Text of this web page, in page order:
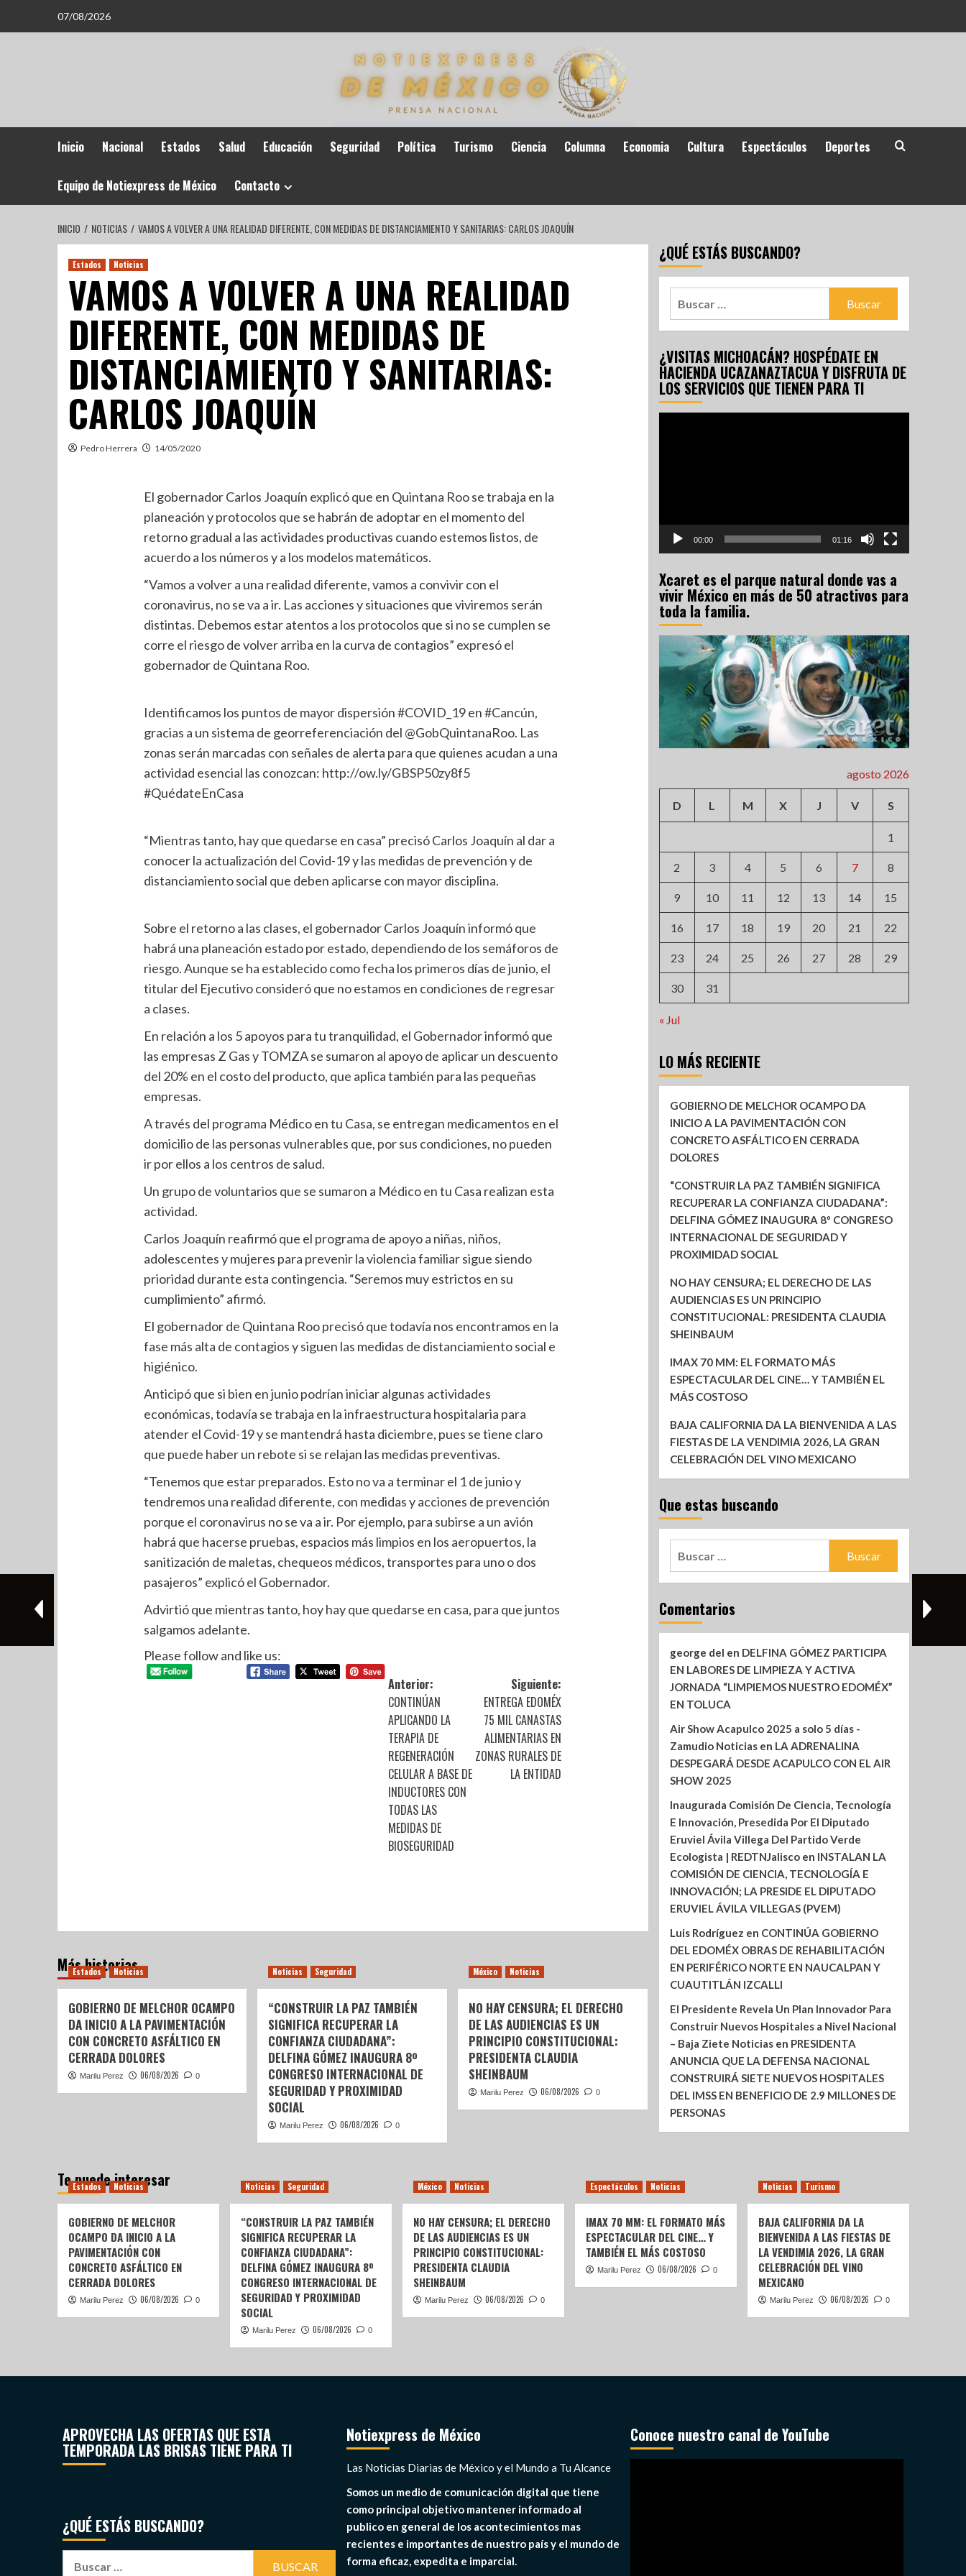
07/08/2026
Inicio Nacional Estados Salud Educación Seguridad Política Turismo Ciencia Columna Economia Cultura Espectáculos Deportes
Equipo de Notiexpress de México Contacto
INICIO NOTICIAS VAMOS A VOLVER A UNA REALIDAD DIFERENTE, CON MEDIDAS DE DISTANCIAMIENTO Y SANITARIAS: CARLOS JOAQUÍN
Estados Noticias
VAMOS A VOLVER A UNA REALIDAD
DIFERENTE, CON MEDIDAS DE
DISTANCIAMIENTO Y SANITARIAS:
CARLOS JOAQUÍN
Pedro Herrera 14/05/2020
El gobernador Carlos Joaquín explicó que en Quintana Roo se trabaja en la
planeación y protocolos que se habrán de adoptar en el momento del
retorno gradual a las actividades productivas cuando estemos listos, de
acuerdo a los números y a los modelos matemáticos.
“Vamos a volver a una realidad diferente, vamos a convivir con el
coronavirus, no se va a ir. Las acciones y situaciones que viviremos serán
distintas. Debemos estar atentos a los protocolos que si no se cumplen se
corre el riesgo de volver arriba en la curva de contagios” expresó el
gobernador de Quintana Roo.
Identificamos los puntos de mayor dispersión #COVID_19 en #Cancún,
gracias a un sistema de georreferenciación del @GobQuintanaRoo. Las
zonas serán marcadas con señales de alerta para que quienes acudan a una
actividad esencial las conozcan: http://ow.ly/GBSP50zy8f5
#QuédateEnCasa
“Mientras tanto, hay que quedarse en casa” precisó Carlos Joaquín al dar a
conocer la actualización del Covid-19 y las medidas de prevención y de
distanciamiento social que deben aplicarse con mayor disciplina.
Sobre el retorno a las clases, el gobernador Carlos Joaquín informó que
habrá una planeación estado por estado, dependiendo de los semáforos de
riesgo. Aunque se ha establecido como fecha los primeros días de junio, el
titular del Ejecutivo consideró que no estamos en condiciones de regresar
a clases.
En relación a los 5 apoyos para tu tranquilidad, el Gobernador informó que
las empresas Z Gas y TOMZA se sumaron al apoyo de aplicar un descuento
del 20% en el costo del producto, que aplica también para las pequeñas
empresas.
A través del programa Médico en tu Casa, se entregan medicamentos en el
domicilio de las personas vulnerables que, por sus condiciones, no pueden
ir por ellos a los centros de salud.
Un grupo de voluntarios que se sumaron a Médico en tu Casa realizan esta
actividad.
Carlos Joaquín reafirmó que el programa de apoyo a niñas, niños,
adolescentes y mujeres para prevenir la violencia familiar sigue siendo
prioridad durante esta contingencia. “Seremos muy estrictos en su
cumplimiento” afirmó.
El gobernador de Quintana Roo precisó que todavía nos encontramos en la
fase más alta de contagios y siguen las medidas de distanciamiento social e
higiénico.
Anticipó que si bien en junio podrían iniciar algunas actividades
económicas, todavía se trabaja en la infraestructura hospitalaria para
atender el Covid-19 y se mantendrá hasta diciembre, pues se tiene claro
que puede haber un rebote si se relajan las medidas preventivas.
“Tenemos que estar preparados. Esto no va a terminar el 1 de junio y
tendremos una realidad diferente, con medidas y acciones de prevención
porque el coronavirus no se va a ir. Por ejemplo, para subirse a un avión
habrá que hacerse pruebas, espacios más limpios en los aeropuertos, la
sanitización de maletas, chequeos médicos, transportes para uno o dos
pasajeros” explicó el Gobernador.
Advirtió que mientras tanto, hoy hay que quedarse en casa, para que juntos
salgamos adelante.
Please follow and like us:
Anterior:
CONTINÚAN
APLICANDO LA
TERAPIA DE
REGENERACIÓN
CELULAR A BASE DE
INDUCTORES CON
TODAS LAS
MEDIDAS DE
BIOSEGURIDAD
Siguiente:
ENTREGA EDOMÉX
75 MIL CANASTAS
ALIMENTARIAS EN
ZONAS RURALES DE
LA ENTIDAD
Más historias
Estados Noticias
GOBIERNO DE MELCHOR OCAMPO
DA INICIO A LA PAVIMENTACIÓN
CON CONCRETO ASFÁLTICO EN
CERRADA DOLORES
Marilu Perez 06/08/2026 0
Noticias Seguridad
“CONSTRUIR LA PAZ TAMBIÉN
SIGNIFICA RECUPERAR LA
CONFIANZA CIUDADANA”:
DELFINA GÓMEZ INAUGURA 8º
CONGRESO INTERNACIONAL DE
SEGURIDAD Y PROXIMIDAD
SOCIAL
Marilu Perez 06/08/2026 0
México Noticias
NO HAY CENSURA; EL DERECHO
DE LAS AUDIENCIAS ES UN
PRINCIPIO CONSTITUCIONAL:
PRESIDENTA CLAUDIA
SHEINBAUM
Marilu Perez 06/08/2026 0
¿QUÉ ESTÁS BUSCANDO?
¿VISITAS MICHOACÁN? HOSPÉDATE EN
HACIENDA UCAZANAZTACUA Y DISFRUTA DE
LOS SERVICIOS QUE TIENEN PARA TI
00:00 01:16
Xcaret es el parque natural donde vas a
vivir México en más de 50 atractivos para
toda la familia.
agosto 2026
D L M X J V S
1
2 3 4 5 6 7 8
9 10 11 12 13 14 15
16 17 18 19 20 21 22
23 24 25 26 27 28 29
30 31
« Jul
LO MÁS RECIENTE
GOBIERNO DE MELCHOR OCAMPO DA
INICIO A LA PAVIMENTACIÓN CON
CONCRETO ASFÁLTICO EN CERRADA
DOLORES
“CONSTRUIR LA PAZ TAMBIÉN SIGNIFICA
RECUPERAR LA CONFIANZA CIUDADANA”:
DELFINA GÓMEZ INAUGURA 8º CONGRESO
INTERNACIONAL DE SEGURIDAD Y
PROXIMIDAD SOCIAL
NO HAY CENSURA; EL DERECHO DE LAS
AUDIENCIAS ES UN PRINCIPIO
CONSTITUCIONAL: PRESIDENTA CLAUDIA
SHEINBAUM
IMAX 70 MM: EL FORMATO MÁS
ESPECTACULAR DEL CINE… Y TAMBIÉN EL
MÁS COSTOSO
BAJA CALIFORNIA DA LA BIENVENIDA A LAS
FIESTAS DE LA VENDIMIA 2026, LA GRAN
CELEBRACIÓN DEL VINO MEXICANO
Que estas buscando
Comentarios
george del en DELFINA GÓMEZ PARTICIPA
EN LABORES DE LIMPIEZA Y ACTIVA
JORNADA “LIMPIEMOS NUESTRO EDOMÉX”
EN TOLUCA
Air Show Acapulco 2025 a solo 5 días -
Zamudio Noticiasen LA ADRENALINA
DESPEGARÁ DESDE ACAPULCO CON EL AIR
SHOW 2025
Inaugurada Comisión De Ciencia, Tecnología
E Innovación, Presedida Por El Diputado
Eruviel Ávila Villega Del Partido Verde
Ecologista | REDTNJaliscoen INSTALAN LA
COMISIÓN DE CIENCIA, TECNOLOGÍA E
INNOVACIÓN; LA PRESIDE EL DIPUTADO
ERUVIEL ÁVILA VILLEGAS (PVEM)
Luis Rodríguez en CONTINÚA GOBIERNO
DEL EDOMÉX OBRAS DE REHABILITACIÓN
EN PERIFÉRICO NORTE EN NAUCALPAN Y
CUAUTITLÁN IZCALLI
El Presidente Revela Un Plan Innovador Para
Construir Nuevos Hospitales a Nivel Nacional
– Baja Ziete Noticiasen PRESIDENTA
ANUNCIA QUE LA DEFENSA NACIONAL
CONSTRUIRÁ SIETE NUEVOS HOSPITALES
DEL IMSS EN BENEFICIO DE 2.9 MILLONES DE
PERSONAS
Te puede interesar
Estados Noticias
GOBIERNO DE MELCHOR
OCAMPO DA INICIO A LA
PAVIMENTACIÓN CON
CONCRETO ASFÁLTICO EN
CERRADA DOLORES
Marilu Perez 06/08/2026 0
Noticias Seguridad
“CONSTRUIR LA PAZ TAMBIÉN
SIGNIFICA RECUPERAR LA
CONFIANZA CIUDADANA”:
DELFINA GÓMEZ INAUGURA 8º
CONGRESO INTERNACIONAL DE
SEGURIDAD Y PROXIMIDAD
SOCIAL
Marilu Perez 06/08/2026 0
México Noticias
NO HAY CENSURA; EL DERECHO
DE LAS AUDIENCIAS ES UN
PRINCIPIO CONSTITUCIONAL:
PRESIDENTA CLAUDIA
SHEINBAUM
Marilu Perez 06/08/2026 0
Espectáculos Noticias
IMAX 70 MM: EL FORMATO MÁS
ESPECTACULAR DEL CINE… Y
TAMBIÉN EL MÁS COSTOSO
Marilu Perez 06/08/2026 0
Noticias Turismo
BAJA CALIFORNIA DA LA
BIENVENIDA A LAS FIESTAS DE
LA VENDIMIA 2026, LA GRAN
CELEBRACIÓN DEL VINO
MEXICANO
Marilu Perez 06/08/2026 0
APROVECHA LAS OFERTAS QUE ESTA
TEMPORADA LAS BRISAS TIENE PARA TI
¿QUÉ ESTÁS BUSCANDO?
Notiexpress de México
Las Noticias Diarias de México y el Mundo a Tu Alcance
Somos un medio de comunicación digital que tiene
como principal objetivo mantener informado al
publico en general de los acontecimientos mas
recientes e importantes de nuestro país y el mundo de
forma eficaz, expedita e imparcial.
Conoce nuestro canal de YouTube